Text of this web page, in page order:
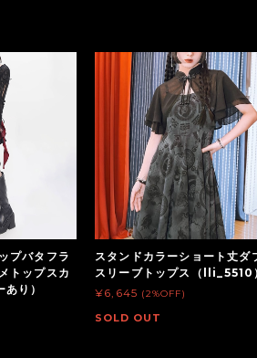
プバタフラ
トップスカ
り）
スタンドカラーショート丈ダ
スリーブトップス（lli_5510
¥6,645 (2%OFF)
SOLD OUT